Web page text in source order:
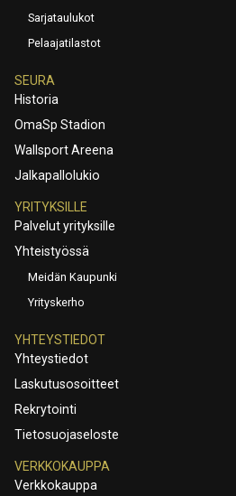
Sarjataulukot
Pelaajatilastot
SEURA
Historia
OmaSp Stadion
Wallsport Areena
Jalkapallolukio
YRITYKSILLE
Palvelut yrityksille
Yhteistyössä
Meidän Kaupunki
Yrityskerho
YHTEYSTIEDOT
Yhteystiedot
Laskutusosoitteet
Rekrytointi
Tietosuojaseloste
VERKKOKAUPPA
Verkkokauppa